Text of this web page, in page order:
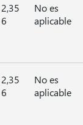
2,35
6
No es
aplicable
2,35
6
No es
aplicable